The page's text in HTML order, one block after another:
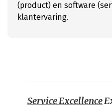
(product) en software
klantervaring.
Service Excellence